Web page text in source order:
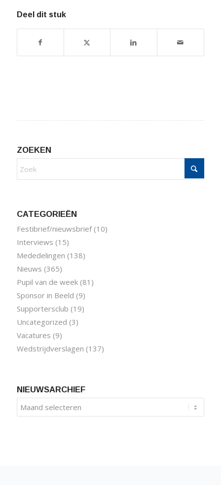
Deel dit stuk
ZOEKEN
CATEGORIEËN
Festibrief/nieuwsbrief(10)
Interviews (15)
Mededelingen (138)
Nieuws (365)
Pupil van de week(81)
Sponsor in Beeld (9)
Supportersclub (19)
Uncategorized (3)
Vacatures (9)
Wedstrijdverslagen (137)
NIEUWSARCHIEF